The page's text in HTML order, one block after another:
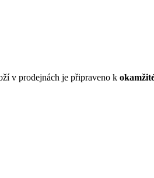
v prodejnách je připraveno k